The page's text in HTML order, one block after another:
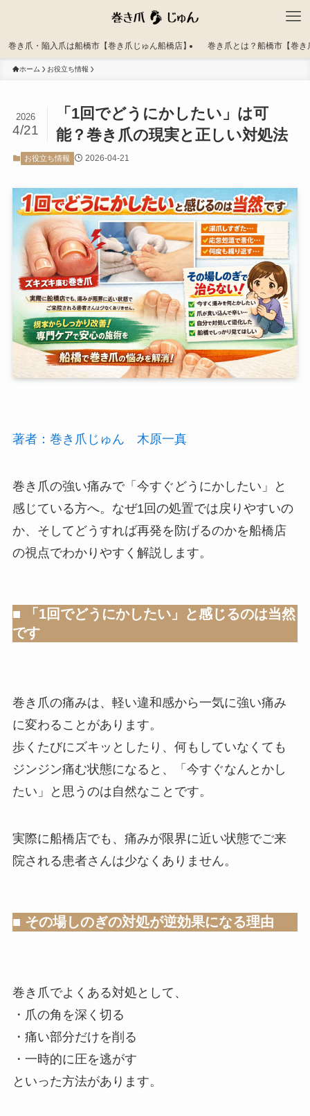
巻き爪・陥入爪は船橋市【巻き爪じゅん船橋店】 巻き爪とは？船橋市【巻
ホーム お役立ち情報
「1回でどうにかしたい」は可
能？巻き爪の現実と正しい対処法
2026
4/21
お役立ち情報 2026-04-21
著者：巻き爪じゅん 木原一真
巻き爪の強い痛みで「今すぐどうにかしたい」と
感じている方へ。なぜ1回の処置では戻りやすいの
か、そしてどうすれば再発を防げるのかを船橋店
の視点でわかりやすく解説します。
■ 「1回でどうにかしたい」と感じるのは当然
です
巻き爪の痛みは、軽い違和感から一気に強い痛み
に変わることがあります。
歩くたびにズキッとしたり、何もしていなくても
ジンジン痛む状態になると、「今すぐなんとかし
たい」と思うのは自然なことです。
実際に船橋店でも、痛みが限界に近い状態でご来
院される患者さんは少なくありません。
■ その場しのぎの対処が逆効果になる理由
巻き爪でよくある対処として、
・爪の角を深く切る
・痛い部分だけを削る
・一時的に圧を逃がす
といった方法があります。